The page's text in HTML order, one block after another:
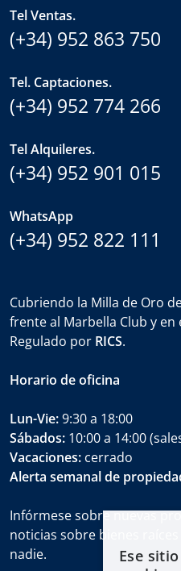
Tel Ventas.
(+34) 952 863 750
Tel. Captaciones.
(+34) 952 774 266
Tel Alquileres.
(+34) 952 901 015
WhatsApp
(+34) 952 822 111
Cubriendo la Milla de Oro
frente al Marbella Club y en
Regulado por RICS.
Horario de oficina
Lun-Vie:9:30 a 18:00
Sábados: 10:00 a 14:00
Vacaciones: cerrado
Alerta semanal de
Infórmese sobre nuevas
noticias sobre bienes raíces
nadie.
Ese